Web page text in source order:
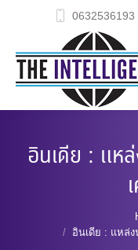
0632536193
อินเดีย : แหล่
อินเดีย : แหล่